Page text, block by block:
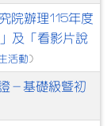
院辦理115年度
及「看影片說
活動 )
－基礎級暨初